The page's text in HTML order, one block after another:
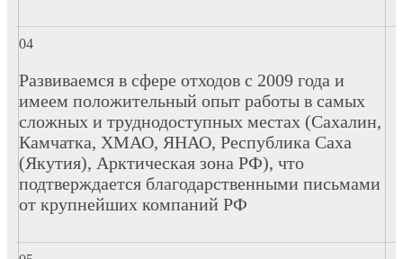
Развиваемся в сфере отходов с 2009 года и
имеем положительный опыт работы в самых
сложных и труднодоступных местах (Сахалин,
Камчатка, ХМАО, ЯНАО, Республика Саха
(Якутия), Арктическая зона РФ), что
подтверждается благодарственными письмами
от крупнейших компаний РФ